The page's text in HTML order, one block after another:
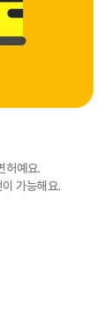
허예요.
가능해요.